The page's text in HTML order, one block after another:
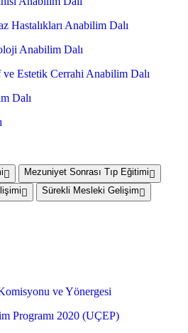
Hastalıkları Anabilim Dalı
Anabilim Dalı
Estetik Cerrahi Anabilim Dalı
Dalı
Mezuniyet Sonrası Tıp Eğitimi
Sürekli Mesleki Gelişim
ve Yönergesi
Programı 2020 (UÇEP)